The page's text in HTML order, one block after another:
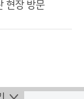
현장 방문